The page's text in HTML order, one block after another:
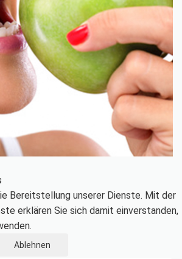
Bereitstellung unserer Dienste. Mit der
erklären Sie sich damit einverstanden,
Ablehnen